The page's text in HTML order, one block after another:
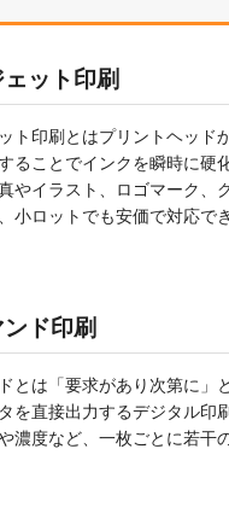
ット印刷
ト印刷とはプリントヘッド
ることでインクを瞬時に硬
やイラスト、ロゴマーク、
小ロットでも安価で対応で
ド印刷
とは「要求があり次第に」
を直接出力するデジタル印
濃度など、一枚ごとに若干